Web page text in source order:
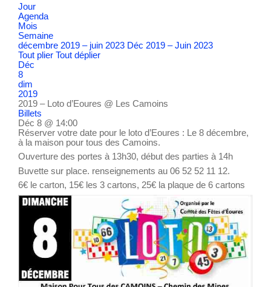
Jour
Agenda
Mois
Semaine
décembre 2019 – juin 2023 Déc 2019 – Juin 2023
Tout plier Tout déplier
Déc
8
dim
2019
2019 – Loto d’Eoures @ Les Camoins
Billets
Déc 8 @ 14:00
Réserver votre date pour le loto d’Eoures : Le 8 décembre,
à la maison pour tous des Camoins.
Ouverture des portes à 13h30, début des parties à 14h
Buvette sur place. renseignements au 06 52 52 11 12.
6€ le carton, 15€ les 3 cartons, 25€ la plaque de 6 cartons